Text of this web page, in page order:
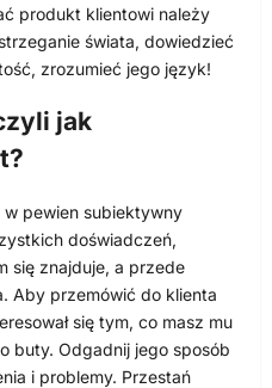
produkt klientowi należy
świata, dowiedzieć
zrozumieć jego język!
jak
pewien subiektywny
doświadczeń,
się znajduje, a przede
Aby przemówić do klienta
się tym, co masz mu
buty. Odgadnij jego sposób
i problemy. Przestań